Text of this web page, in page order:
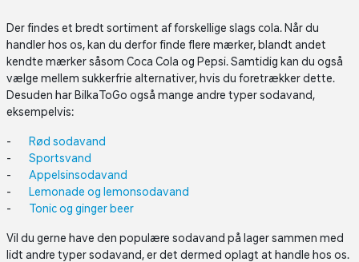
Der findes et bredt sortiment af forskellige slags cola. Når du
handler hos os, kan du derfor finde flere mærker, blandt andet
kendte mærker såsom Coca Cola og Pepsi. Samtidig kan du også
vælge mellem sukkerfrie alternativer, hvis du foretrækker dette.
Desuden har BilkaToGo også mange andre typer sodavand,
eksempelvis:
Rød sodavand
Sportsvand
Appelsinsodavand
Lemonade og lemonsodavand
Tonic og ginger beer
Vil du gerne have den populære sodavand på lager sammen med
lidt andre typer sodavand, er det dermed oplagt at handle hos os.